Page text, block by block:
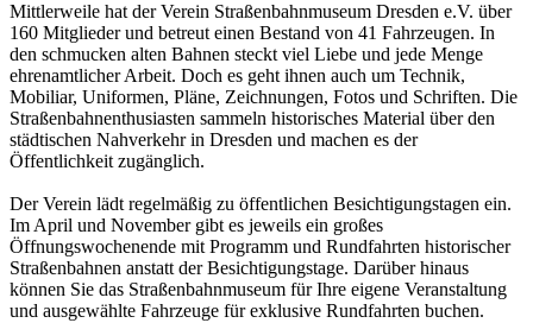
Mittlerweile hat der Verein Straßenbahnmuseum Dresden e.V. über
160 Mitglieder und betreut einen Bestand von 41 Fahrzeugen. In
den schmucken alten Bahnen steckt viel Liebe und jede Menge
ehrenamtlicher Arbeit. Doch es geht ihnen auch um Technik,
Mobiliar, Uniformen, Pläne, Zeichnungen, Fotos und Schriften. Die
Straßenbahnenthusiasten sammeln historisches Material über den
städtischen Nahverkehr in Dresden und machen es der
Öffentlichkeit zugänglich.
Der Verein lädt regelmäßig zu öffentlichen Besichtigungstagen ein.
Im April und November gibt es jeweils ein großes
Öffnungswochenende mit Programm und Rundfahrten historischer
Straßenbahnen anstatt der Besichtigungstage. Darüber hinaus
können Sie das Straßenbahnmuseum für Ihre eigene Veranstaltung
und ausgewählte Fahrzeuge für exklusive Rundfahrten buchen.